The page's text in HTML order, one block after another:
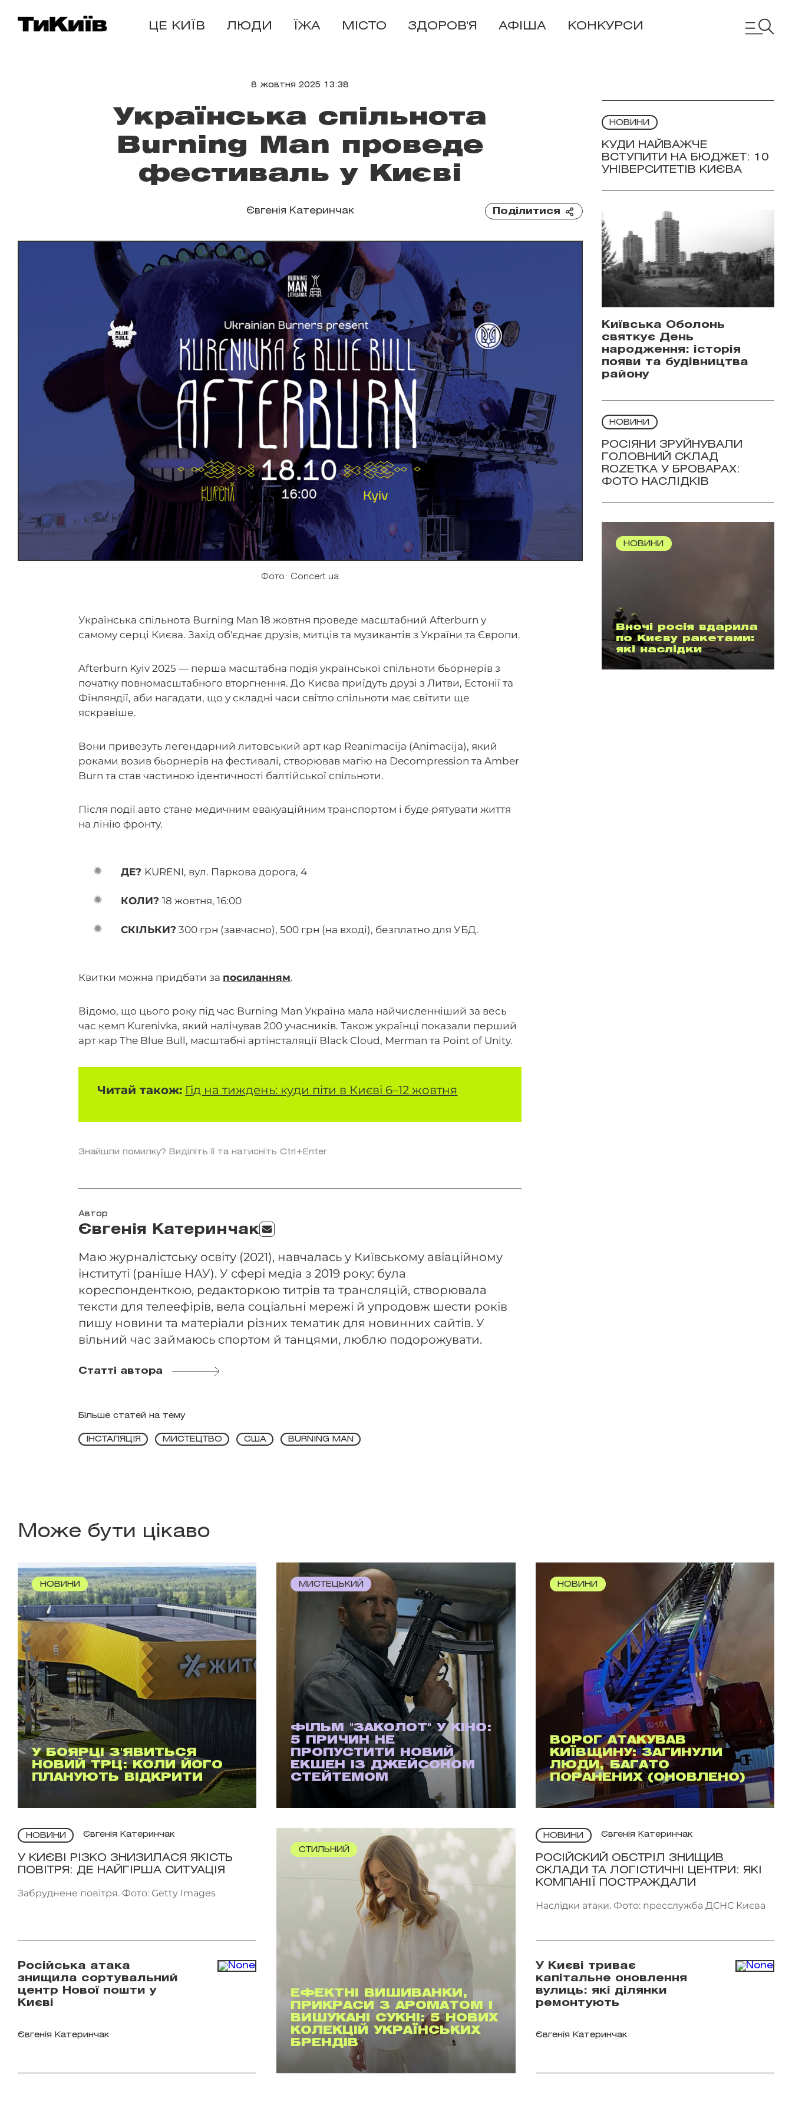
ЦЕ КИЇВ ЛЮДИ ЇЖА МІСТО ЗДОРОВ'Я АФІША КОНКУРСИ
8 жовтня 2025 13:38
Українська спільнота
Burning Man проведе
фестиваль у Києві
Євгенія Катеринчак Поділитися
Фото: Concert.ua
Українська спільнота Burning Man 18 жовтня проведе масштабний Afterburn у
самому серці Києва. Захід об'єднає друзів, митців та музикантів з України та Європи.
Afterburn Kyiv 2025 — перша масштабна подія української спільноти бьорнерів з
початку повномасштабного вторгнення. До Києва приїдуть друзі з Литви, Естонії та
Фінляндії, аби нагадати, що у складні часи світло спільноти має світити ще
яскравіше.
Вони привезуть легендарний литовський арт кар Reanimacija (Animacija), який
роками возив бьорнерів на фестивалі, створював магію на Decompression та Amber
Burn та став частиною ідентичності балтійської спільноти.
Після події авто стане медичним евакуаційним транспортом і буде рятувати життя
на лінію фронту.
ДЕ? KURENI, вул. Паркова дорога, 4
КОЛИ?18 жовтня, 16:00
СКІЛЬКИ? 300 грн (завчасно), 500 грн (на вході), безплатно для УБД.
Квитки можна придбати за посиланням.
Відомо, що цього року під час Burning Man Україна мала найчисленніший за весь
час кемп Kurenivka, який налічував 200 учасників. Також українці показали перший
арт кар The Blue Bull, масштабні артінсталяції Black Cloud, Merman та Point of Unity.
Читай також: Гід на тиждень: куди піти в Києві 6–12 жовтня
Знайшли помилку? Виділіть її та натисніть Ctrl+Enter
Автор
Євгенія Катеринчак
Маю журналістську освіту (2021), навчалась у Київському авіаційному
інституті (раніше НАУ). У сфері медіа з 2019 року: була
кореспонденткою, редакторкою титрів та трансляцій, створювала
тексти для телеефірів, вела соціальні мережі й упродовж шести років
пишу новини та матеріали різних тематик для новинних сайтів. У
вільний час займаюсь спортом й танцями, люблю подорожувати.
Статті автора
Більше статей на тему
ІНСТАЛЯЦІЯ МИСТЕЦТВО США BURNING MAN
НОВИНИ
КУДИ НАЙВАЖЧЕ
ВСТУПИТИ НА БЮДЖЕТ: 10
УНІВЕРСИТЕТІВ КИЄВА
Київська Оболонь
святкує День
народження: історія
появи та будівництва
району
НОВИНИ
РОСІЯНИ ЗРУЙНУВАЛИ
ГОЛОВНИЙ СКЛАД
ROZETKA У БРОВАРАХ:
ФОТО НАСЛІДКІВ
НОВИНИ
Вночі росія вдарила
по Києву ракетами:
які наслідки
Може бути цікаво
НОВИНИ
У БОЯРЦІ З'ЯВИТЬСЯ
НОВИЙ ТРЦ: КОЛИ ЙОГО
ПЛАНУЮТЬ ВІДКРИТИ
МИСТЕЦЬКИЙ
ФІЛЬМ "ЗАКОЛОТ" У КІНО:
5 ПРИЧИН НЕ
ПРОПУСТИТИ НОВИЙ
ЕКШЕН ІЗ ДЖЕЙСОНОМ
СТЕЙТЕМОМ
НОВИНИ
ВОРОГ АТАКУВАВ
КИЇВЩИНУ: ЗАГИНУЛИ
ЛЮДИ, БАГАТО
ПОРАНЕНИХ (ОНОВЛЕНО)
НОВИНИ Євгенія Катеринчак
У КИЄВІ РІЗКО ЗНИЗИЛАСЯ ЯКІСТЬ
ПОВІТРЯ: ДЕ НАЙГІРША СИТУАЦІЯ
Забруднене повітря. Фото: Getty Images
Російська атака
знищила сортувальний
центр Нової пошти у
Києві
Євгенія Катеринчак
СТИЛЬНИЙ
ЕФЕКТНІ ВИШИВАНКИ,
ПРИКРАСИ З АРОМАТОМ І
ВИШУКАНІ СУКНІ: 5 НОВИХ
КОЛЕКЦІЙ УКРАЇНСЬКИХ
БРЕНДІВ
НОВИНИ Євгенія Катеринчак
РОСІЙСКИЙ ОБСТРІЛ ЗНИЩИВ
СКЛАДИ ТА ЛОГІСТИЧНІ ЦЕНТРИ: ЯКІ
КОМПАНІЇ ПОСТРАЖДАЛИ
Наслідки атаки. Фото: пресслужба ДСНС Києва
У Києві триває
капітальне оновлення
вулиць: які ділянки
ремонтують
Євгенія Катеринчак